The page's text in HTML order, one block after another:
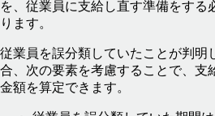
を、従業員に支給し直す準備をする
ります。
従業員を誤分類していたことが判明
合、次の要素を考慮することで、支
金額を算定できます。